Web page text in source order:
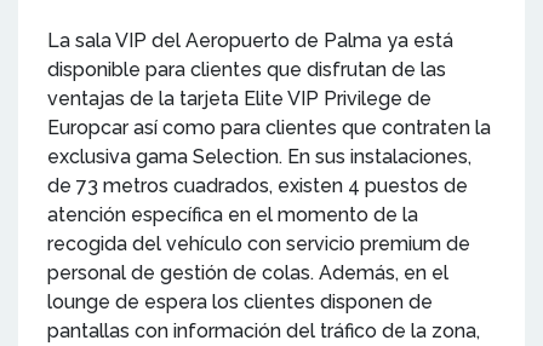
La sala VIP del Aeropuerto de Palma ya está
disponible para clientes que disfrutan de las
ventajas de la tarjeta Elite VIP Privilege de
Europcar así como para clientes que contraten la
exclusiva gama Selection. En sus instalaciones,
de 73 metros cuadrados, existen 4 puestos de
atención específica en el momento de la
recogida del vehículo con servicio premium de
personal de gestión de colas. Además, en el
lounge de espera los clientes disponen de
pantallas con información del tráfico de la zona,